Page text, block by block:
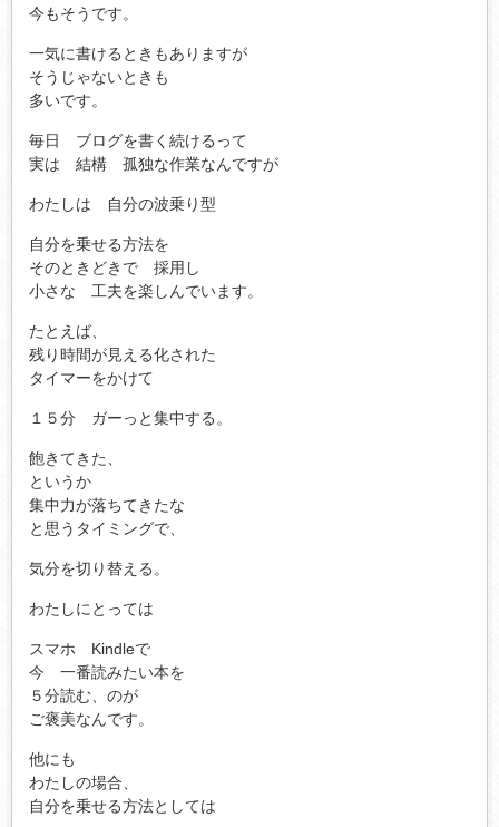
今もそうです。
一気に書けるときもありますが
そうじゃないときも
多いです。
毎日 ブログを書く続けるって
実は 結構 孤独な作業なんですが
わたしは 自分の波乗り型
自分を乗せる方法を
そのときどきで 採用し
小さな 工夫を楽しんでいます。
たとえば、
残り時間が見える化された
タイマーをかけて
１５分 ガーっと集中する。
飽きてきた、
というか
集中力が落ちてきたな
と思うタイミングで、
気分を切り替える。
わたしにとっては
スマホ Kindleで
今 一番読みたい本を
５分読む、のが
ご褒美なんです。
他にも
わたしの場合、
自分を乗せる方法としては